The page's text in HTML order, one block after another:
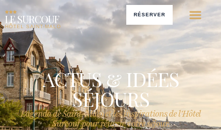
LE SURCOUF
HÔTEL SAINT-MALO
RÉSERVER
ACTUS & IDÉES
SÉJOURS
L'agenda de Saint-Malo et les inspirations de l'Hôtel
Surcouf pour réussir votre séjour.